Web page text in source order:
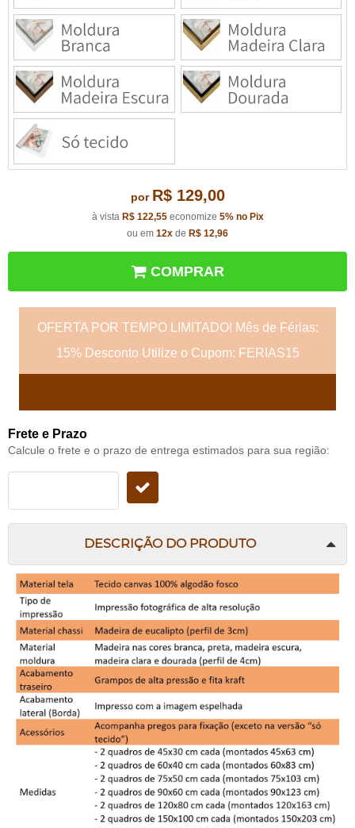
por R$ 129,00
à vista R$ 122,55economize 5% no Pix
ou em 12x de R$ 12,96
COMPRAR
OFERTA POR TEMPO LIMITADO! Mês de Férias:
15% Desconto Utilize o Cupom: FERIAS15
Frete e Prazo
Calcule o frete e o prazo de entrega estimados para sua região:
DESCRIÇÃO DO PRODUTO